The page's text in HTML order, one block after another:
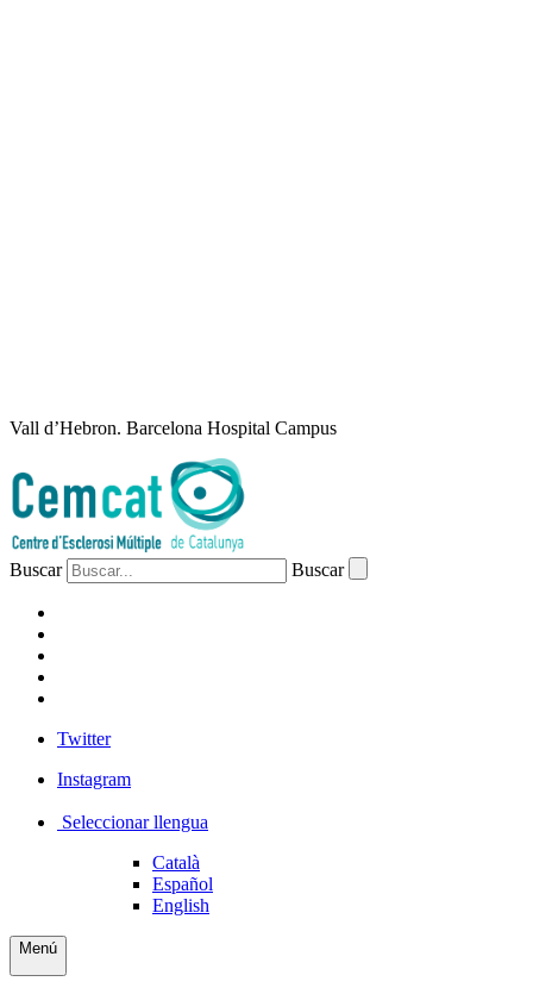
Vall d’Hebron. Barcelona Hospital Campus
Buscar Buscar
Twitter
Instagram
Seleccionar llengua
Català
Español
English
Menú